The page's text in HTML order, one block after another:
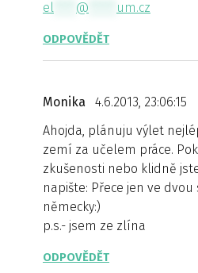
el
@ um.cz
ODPOVĚDĚT
Monika
4.6.2013, 23:06:15
Ahojda, plánuju výlet
zemí za učelem práce.
zkušenosti nebo klidně
napište: Přece jen ve
německy:)
p.s.- jsem ze zlína
ODPOVĚDĚT